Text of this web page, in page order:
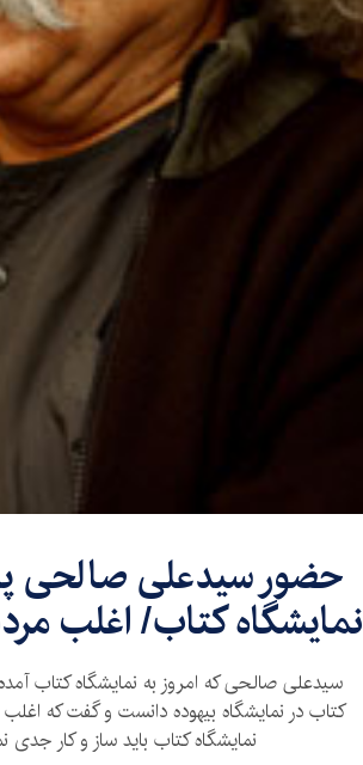
حضور سیدعلی صالحی
نمایشگاه کتاب/ اغلب
سیدعلی صالحی که امروز به نمایشگاه کتاب
کتاب در نمایشگاه بیهوده دانست و گفت که اغلب
نمایشگاه کتاب باید ساز و کار جدی